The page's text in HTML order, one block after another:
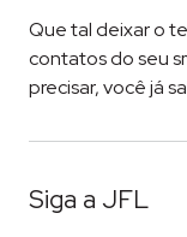
Que tal deixar o
contatos do seu
precisar, você já
Siga a JFL